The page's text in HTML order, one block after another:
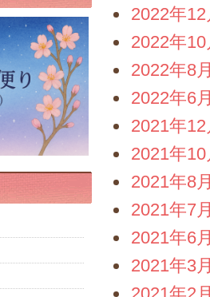
2022年12
2022年10
2022年8
2022年6
2021年12
2021年10
2021年8
2021年7
2021年6
2021年3